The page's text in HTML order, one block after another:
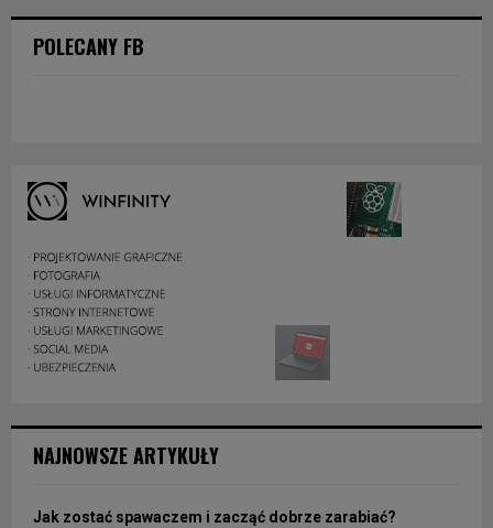
POLECANY FB
NAJNOWSZE ARTYKUŁY
Jak zostać spawaczem i zacząć dobrze zarabiać?